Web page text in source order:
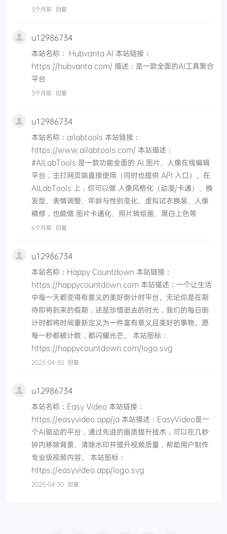
3个月前 回复
u12986734
本站名称： Hubvanta AI 本站链接：
https://hubvanta.com/ 描述：是一款全面的AI工具聚合
平台
3个月前 回复
u12986734
本站名称：ailabtools 本站链接：
https://www.ailabtools.com/ 本站描述：
#AILabTools 是一款功能全面的 AI 图片、人像在线编辑
平台，主打网页端直接使用（同时也提供 API 入口）。在
AILabTools 上，你可以做 人像风格化（动漫/卡通）、换
发型、表情调整、年龄与性别变化、虚拟试衣换装、人像
精修，也能做 图片卡通化、照片转绘画、黑白上色等
6个月前 回复
u12986734
本站名称：Happy Countdown 本站链接：
https://happycountdown.com 本站描述：一个让生活
中每一天都变得有意义的美好倒计时平台。无论你是在期
待即将到来的假期，还是珍惜逝去的时光，我们的每日倒
计时都将时间重新定义为一件富有意义且美好的事物。愿
每一秒都被计数，都闪耀光芒。 本站图标：
https://happycountdown.com/logo.svg
2025-04-30 回复
u12986734
本站名称：Easy Video 本站链接：
https://easyvideo.app/ja 本站描述：EasyVideo是一
个AI驱动的平台，通过先进的画质提升技术，可以在几秒
钟内移除背景、清除水印并提升视频质量，帮助用户制作
专业级视频内容。 本站图标：
https://easyvideo.app/logo.svg
2025-04-30 回复